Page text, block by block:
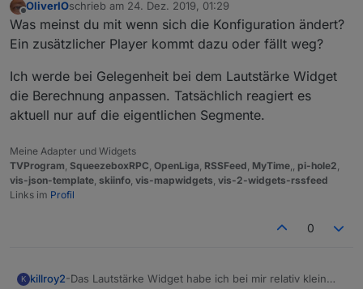
OliverIOschrieb am 24. Dez. 2019, 01:29
zuletzt editiert von
Was meinst du mit wenn sich die Konfiguration ändert?
Ein zusätzlicher Player kommt dazu oder fällt weg?
Ich werde bei Gelegenheit bei dem Lautstärke Widget
die Berechnung anpassen. Tatsächlich reagiert es
aktuell nur auf die eigentlichen Segmente.
Meine Adapter und Widgets
TVProgram, SqueezeboxRPC, OpenLiga, RSSFeed, MyTime,, pi-hole2,
vis-json-template, skiinfo, vis-mapwidgets, vis-2-widgets-rssfeed
Links im Profil
0
K killroy2-Das Lautstärke Widget habe ich bei mir relativ klein